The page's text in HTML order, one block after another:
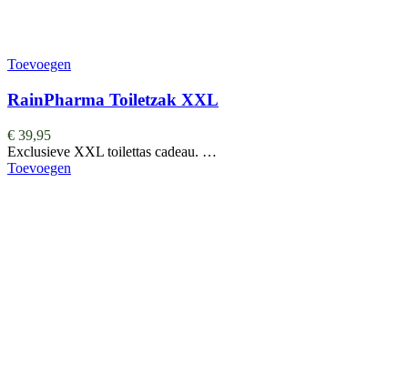
Toevoegen
RainPharma Toiletzak XXL
€ 39,95
Exclusieve XXL toilettas cadeau. …
Toevoegen